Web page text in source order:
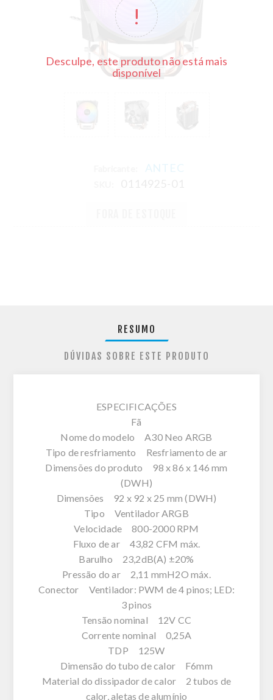
Desculpe, este produto não está mais
disponível
ANTEC
RESUMO
DÚVIDAS SOBRE ESTE PRODUTO
ESPECIFICAÇÕES
Fã
Nome do modelo A30 Neo ARGB
Tipo de resfriamento Resfriamento de ar
Dimensões do produto 98 x 86 x 146 mm
(DWH)
Dimensões 92 x 92 x 25 mm (DWH)
Tipo Ventilador ARGB
Velocidade 800-2000 RPM
Fluxo de ar 43,82 CFM máx.
Barulho 23,2dB(A) ±20%
Pressão do ar 2,11 mmH2O máx.
Conector Ventilador: PWM de 4 pinos; LED:
3 pinos
Tensão nominal 12V CC
Corrente nominal 0,25A
TDP 125W
Dimensão do tubo de calor F6mm
Material do dissipador de calor 2 tubos de
calor, aletas de alumínio